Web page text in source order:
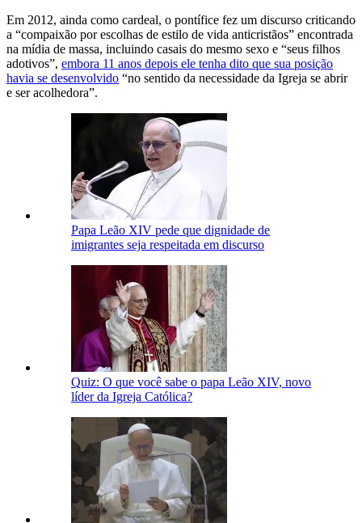
Em 2012, ainda como cardeal, o pontífice fez um discurso criticando
a “compaixão por escolhas de estilo de vida anticristãos” encontrada
na mídia de massa, incluindo casais do mesmo sexo e “seus filhos
adotivos”, embora 11 anos depois ele tenha dito que sua posição
havia se desenvolvido “no sentido da necessidade da Igreja se abrir
e ser acolhedora”.
Papa Leão XIV pede que dignidade de
imigrantes seja respeitada em discurso
Quiz: O que você sabe o papa Leão XIV, novo
líder da Igreja Católica?